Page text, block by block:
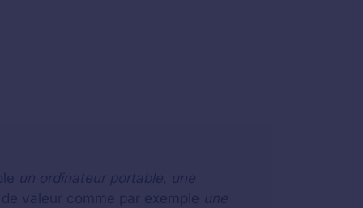
un ordinateur portable, une
valeur comme par exemple une